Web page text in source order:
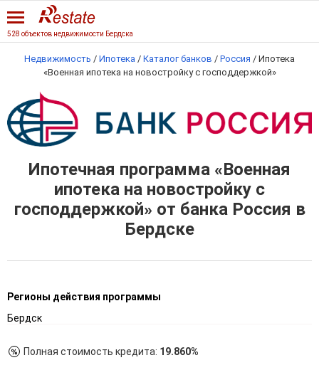
528 объектов недвижимости Бердска
Недвижимость / Ипотека / Каталог банков / Россия / Ипотека
«Военная ипотека на новостройку с господдержкой»
Ипотечная программа «Военная
ипотека на новостройку с
господдержкой» от банка Россия в
Бердске
Регионы действия программы
Бердск
Полная стоимость кредита: 19.860%